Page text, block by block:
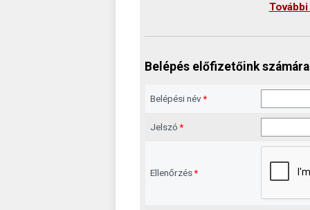
Belépés előfizetőink számára
Belépési név *
Jelszó *
Ellenőrzés *